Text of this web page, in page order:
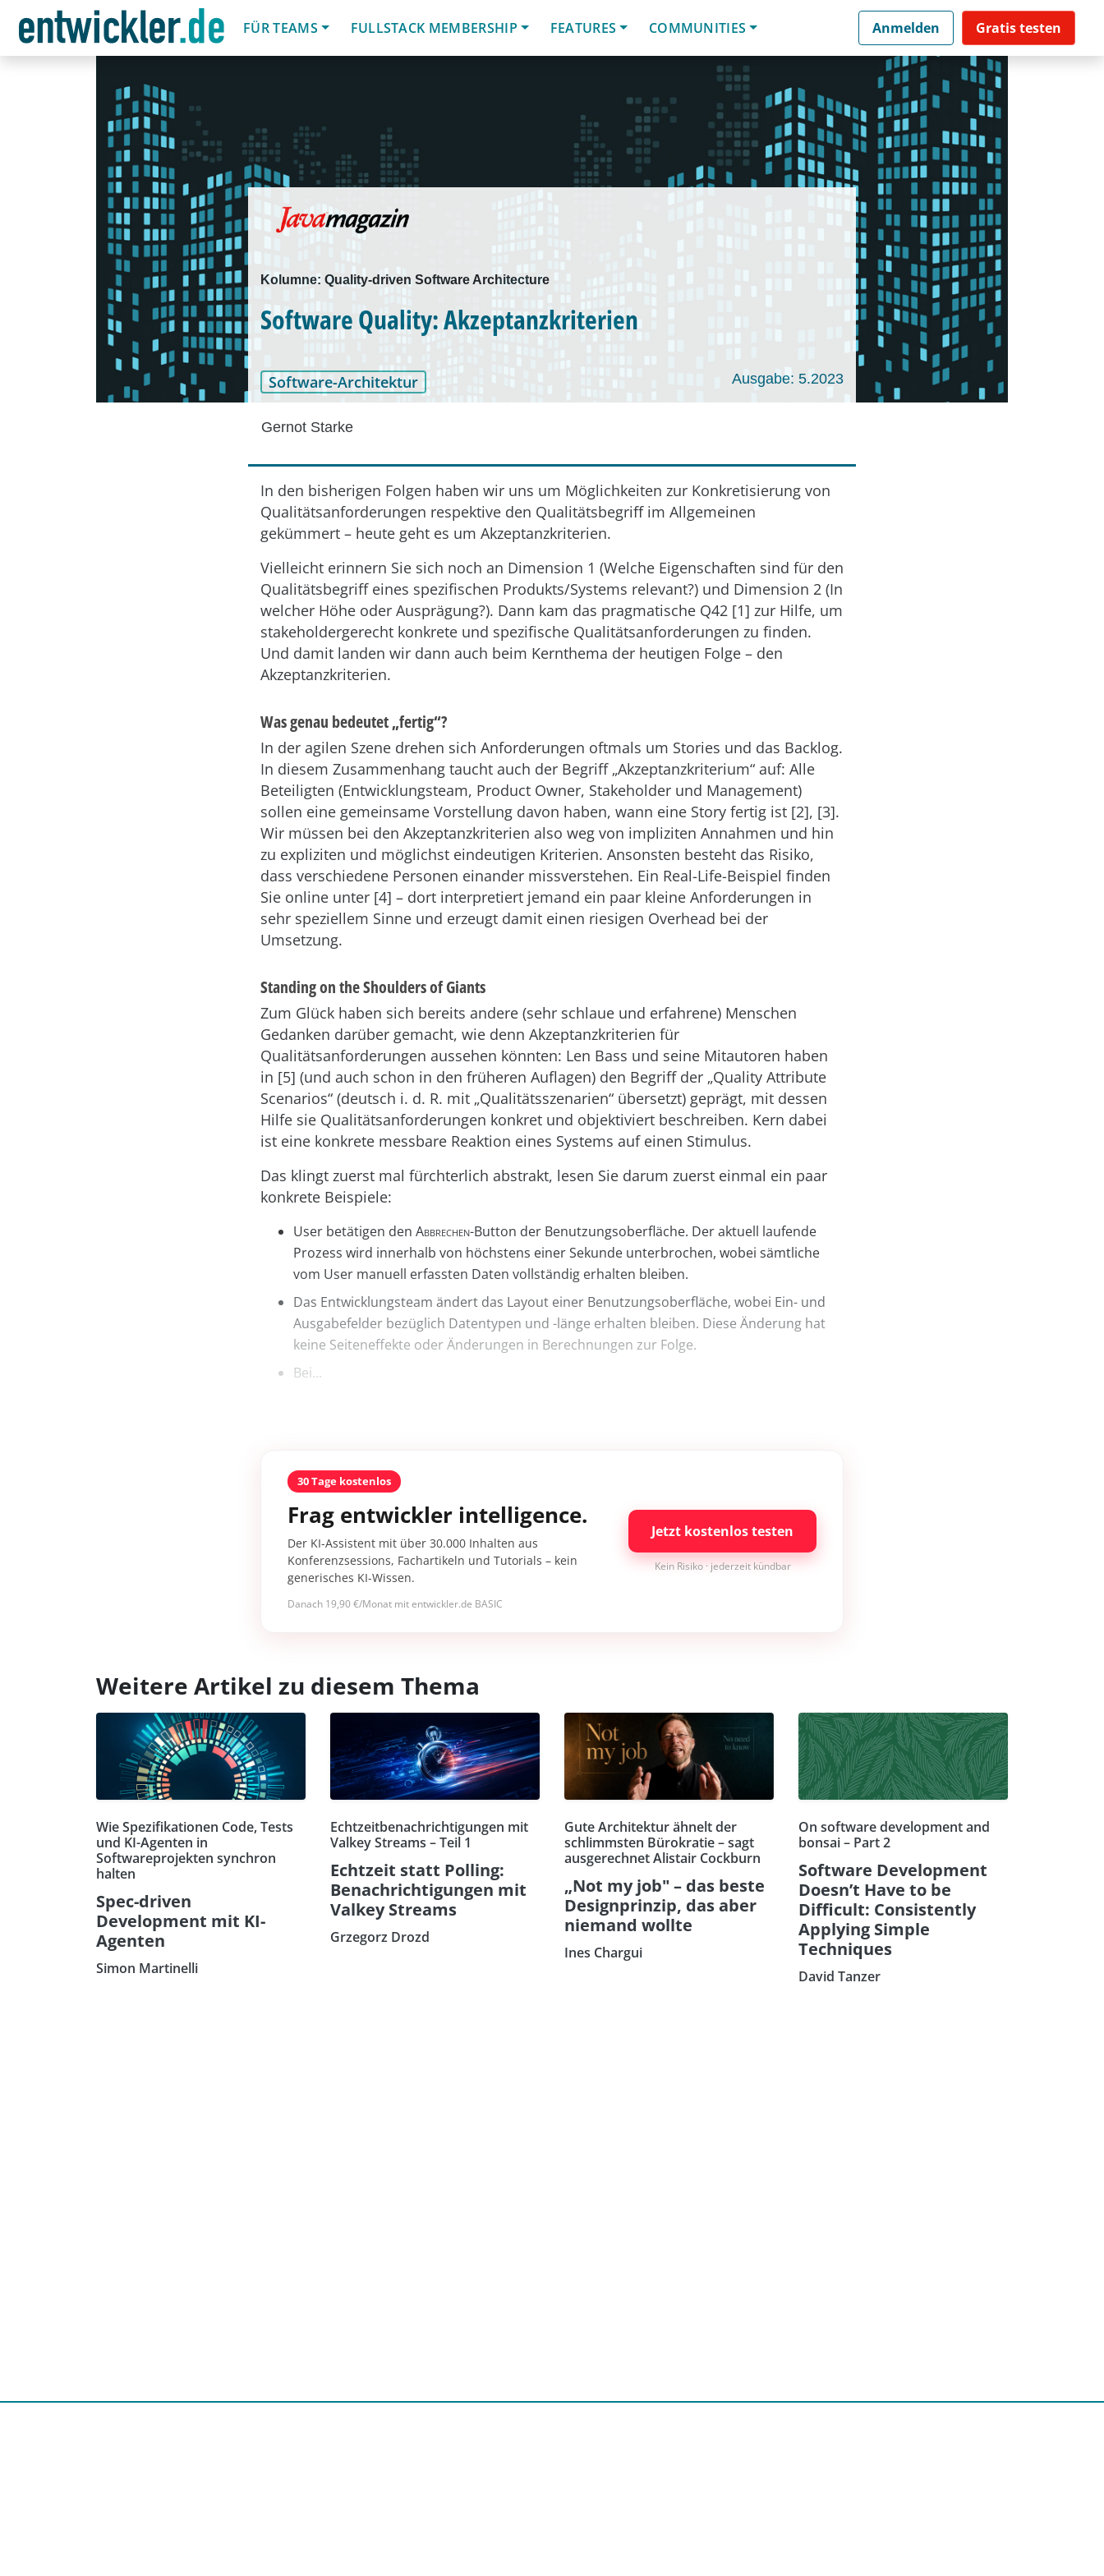
FÜR TEAMS
FULLSTACK MEMBERSHIP FEATURES COMMUNITIES Anmelden Gratis testen
Kolumne: Quality-driven Software Architecture
Software Quality: Akzeptanzkriterien
Software-Architektur Ausgabe: 5.2023
Gernot Starke
In den bisherigen Folgen haben wir uns um Möglichkeiten zur Konkretisierung von
Qualitätsanforderungen respektive den Qualitätsbegriff im Allgemeinen
gekümmert – heute geht es um Akzeptanzkriterien.
Vielleicht erinnern Sie sich noch an Dimension 1 (Welche Eigenschaften sind für den
Qualitätsbegriff eines spezifischen Produkts/Systems relevant?) und Dimension 2 (In
welcher Höhe oder Ausprägung?). Dann kam das pragmatische Q42 [1] zur Hilfe, um
stakeholdergerecht konkrete und spezifische Qualitätsanforderungen zu finden.
Und damit landen wir dann auch beim Kernthema der heutigen Folge – den
Akzeptanzkriterien.
Was genau bedeutet „fertig“?
In der agilen Szene drehen sich Anforderungen oftmals um Stories und das Backlog.
In diesem Zusammenhang taucht auch der Begriff „Akzeptanzkriterium“ auf: Alle
Beteiligten (Entwicklungsteam, Product Owner, Stakeholder und Management)
sollen eine gemeinsame Vorstellung davon haben, wann eine Story fertig ist [2], [3].
Wir müssen bei den Akzeptanzkriterien also weg von impliziten Annahmen und hin
zu expliziten und möglichst eindeutigen Kriterien. Ansonsten besteht das Risiko,
dass verschiedene Personen einander missverstehen. Ein Real-Life-Beispiel finden
Sie online unter [4] – dort interpretiert jemand ein paar kleine Anforderungen in
sehr speziellem Sinne und erzeugt damit einen riesigen Overhead bei der
Umsetzung.
Standing on the Shoulders of Giants
Zum Glück haben sich bereits andere (sehr schlaue und erfahrene) Menschen
Gedanken darüber gemacht, wie denn Akzeptanzkriterien für
Qualitätsanforderungen aussehen könnten: Len Bass und seine Mitautoren haben
in [5] (und auch schon in den früheren Auflagen) den Begriff der „Quality Attribute
Scenarios“ (deutsch i. d. R. mit „Qualitätsszenarien“ übersetzt) geprägt, mit dessen
Hilfe sie Qualitätsanforderungen konkret und objektiviert beschreiben. Kern dabei
ist eine konkrete messbare Reaktion eines Systems auf einen Stimulus.
Das klingt zuerst mal fürchterlich abstrakt, lesen Sie darum zuerst einmal ein paar
konkrete Beispiele:
User betätigen den Abbrechen-Button der Benutzungsoberfläche. Der aktuell laufende
Prozess wird innerhalb von höchstens einer Sekunde unterbrochen, wobei sämtliche
vom User manuell erfassten Daten vollständig erhalten bleiben.
Das Entwicklungsteam ändert das Layout einer Benutzungsoberfläche, wobei Ein- und
Ausgabefelder bezüglich Datentypen und -länge erhalten bleiben. Diese Änderung hat
keine Seiteneffekte oder Änderungen in Berechnungen zur Folge.
Bei...
30 Tage kostenlos
Frag entwickler intelligence.
Der KI-Assistent mit über 30.000 Inhalten aus
Konferenzsessions, Fachartikeln und Tutorials – kein
generisches KI-Wissen.
Danach 19,90 €/Monat mit entwickler.de BASIC
Jetzt kostenlos testen
Kein Risiko · jederzeit kündbar
Weitere Artikel zu diesem Thema
Wie Spezifikationen Code, Tests
und KI-Agenten in
Softwareprojekten synchron
halten
Spec-driven
Development mit KI-
Agenten
Simon Martinelli
Echtzeitbenachrichtigungen mit
Valkey Streams – Teil 1
Echtzeit statt Polling:
Benachrichtigungen mit
Valkey Streams
Grzegorz Drozd
Gute Architektur ähnelt der
schlimmsten Bürokratie – sagt
ausgerechnet Alistair Cockburn
„Not my job" – das beste
Designprinzip, das aber
niemand wollte
Ines Chargui
On software development and
bonsai – Part 2
Software Development
Doesn’t Have to be
Difficult: Consistently
Applying Simple
Techniques
David Tanzer